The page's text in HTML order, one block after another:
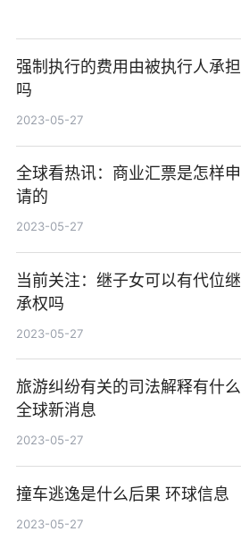
强制执行的费用由被执行人承担
吗
2023-05-27
全球看热讯：商业汇票是怎样申
请的
2023-05-27
当前关注：继子女可以有代位继
承权吗
2023-05-27
旅游纠纷有关的司法解释有什么
全球新消息
2023-05-27
撞车逃逸是什么后果 环球信息
2023-05-27